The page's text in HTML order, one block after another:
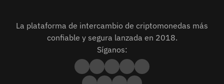
La plataforma de intercambio de criptomonedas más
confiable y segura lanzada en 2018.
Síganos: